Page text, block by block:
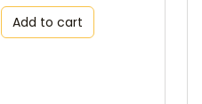
Add to cart